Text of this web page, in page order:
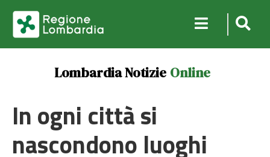
Lombardia Notizie Online
In ogni città si
nascondono luoghi